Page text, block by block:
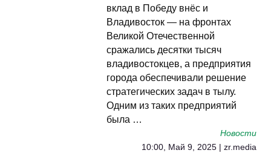
вклад в Победу внёс и
Владивосток — на фронтах
Великой Отечественной
сражались десятки тысяч
владивостокцев, а предприятия
города обеспечивали решение
стратегических задач в тылу.
Одним из таких предприятий
была …
Новости
10:00, Май 9, 2025 | zr.media